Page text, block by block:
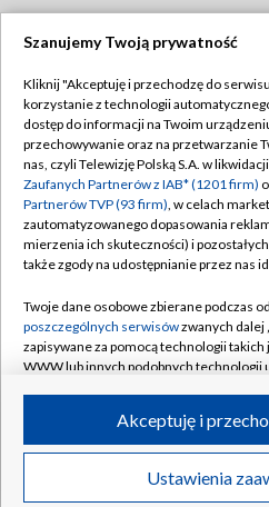
Abonament TVP
Emisja w TVP
Centrum informacji TVP
Naziemna Telewizja Cyfrowa
Rada Programowa
System NOS
Informacje o nadawcy
Program dla prasy
Ogłoszenie przetargowe
Polityka
Moje
©2026 Telewizja
Szanujemy Twoją prywatność
Kliknij "Akceptuję i przechodzę do
korzystanie z technologii
dostęp do informacji na Twoim
przechowywanie oraz na przetwarzanie
nas, czyli Telewizję Polską S.A. w
Zaufanych Partnerów z IAB* (1201 firm)
Partnerów TVP (93 firm), w celach
zautomatyzowanego dopasowania
mierzenia ich skuteczności) i
także zgody na udostępnianie przez nas
Twoje dane osobowe zbierane podczas
poszczególnych serwisówzwanych dalej
zapisywane za pomocą technologii
WWW lub innych podobnych technologii
ruchu w Internecie.
Twoje dane osobowe zbierane podczas
poszczególnych serwisówna Portalu,
Ustawienia
Akceptuję i